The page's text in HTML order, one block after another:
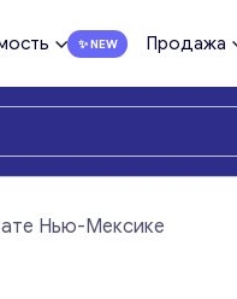
Продажа
Нью-Мексике